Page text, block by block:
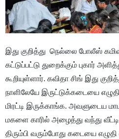
இது குறித்து நெல்லை போலீஸ்
கட்டுப்பட்டு துறைக்கும் புகார்
கூறியுள்ளார். கவிதா சிங் இது
நாளிலேயே இருட்டுக்கடையை
மிரட்டி இருக்காங்க. அவளுடைய
மகளை காரில் அழைத்து வந்து
திரும்பி வரும்போது கடையை